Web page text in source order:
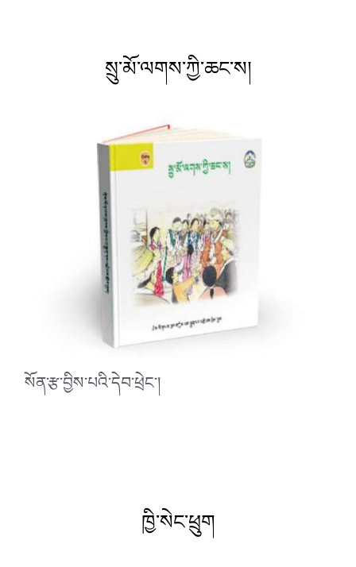
སྲུ་མོ་ལགས་ཀྱི་ཆང་ས།
སོན་རྩ་བྱིས་པའི་དེབ་ཕྲེང་།
ཁྱི་སེང་ཕྲུག